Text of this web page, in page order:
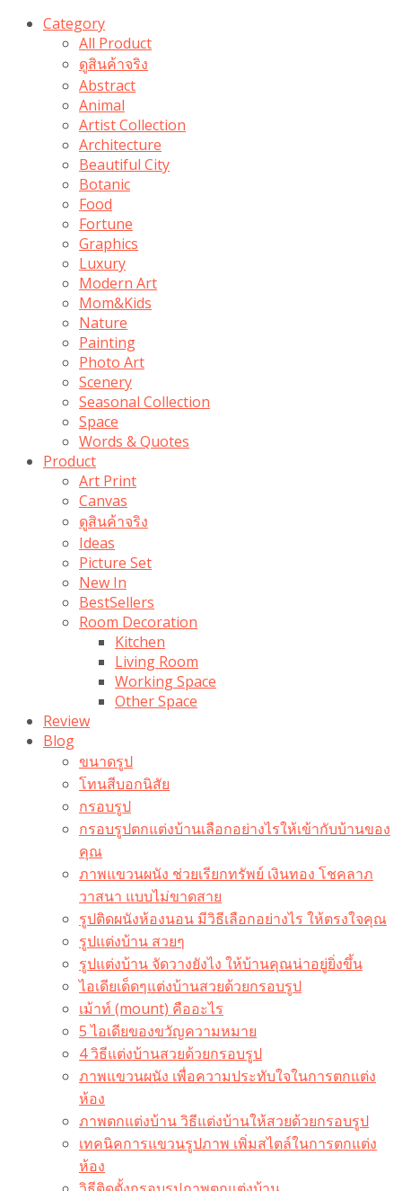
Category
All Product
ดูสินค้าจริง
Abstract
Animal
Artist Collection
Architecture
Beautiful City
Botanic
Food
Fortune
Graphics
Luxury
Modern Art
Mom&Kids
Nature
Painting
Photo Art
Scenery
Seasonal Collection
Space
Words & Quotes
Product
Art Print
Canvas
ดูสินค้าจริง
Ideas
Picture Set
New In
BestSellers
Room Decoration
Kitchen
Living Room
Working Space
Other Space
Review
Blog
ขนาดรูป
โทนสีบอกนิสัย
กรอบรูป
กรอบรูปตกแต่งบ้านเลือกอย่างไรให้เข้ากับบ้านของ
คุณ
ภาพแขวนผนัง ช่วยเรียกทรัพย์ เงินทอง โชคลาภ
วาสนา แบบไม่ขาดสาย
รูปติดผนังห้องนอน มีวิธีเลือกอย่างไร ให้ตรงใจคุณ
รูปแต่งบ้าน สวยๆ
รูปแต่งบ้าน จัดวางยังไง ให้บ้านคุณน่าอยู่ยิ่งขึ้น
ไอเดียเด็ดๆแต่งบ้านสวยด้วยกรอบรูป
เม้าท์ (mount) คืออะไร​
5 ไอเดียของขวัญความหมาย
4 วิธีแต่งบ้านสวยด้วยกรอบรูป
ภาพแขวนผนัง เพื่อความประทับใจในการตกแต่ง
ห้อง
ภาพตกแต่งบ้าน วิธีแต่งบ้านให้สวยด้วยกรอบรูป
เทคนิคการแขวนรูปภาพ เพิ่มสไตล์ในการตกแต่ง
ห้อง